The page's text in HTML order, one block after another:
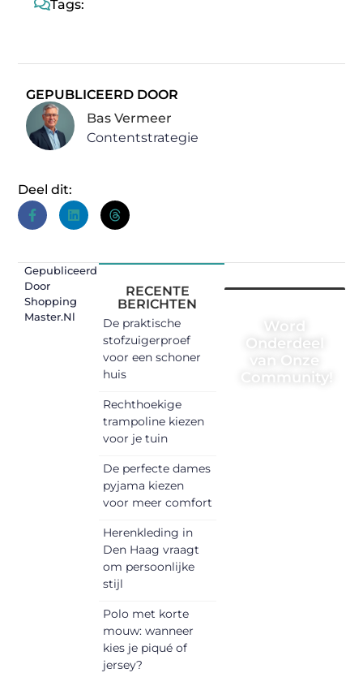
Tags:
GEPUBLICEERD DOOR
Bas Vermeer
Contentstrategie
Deel dit:
Gepubliceerd
Door
Shopping
Master.nl
RECENTE
BERICHTEN
De praktische
stofzuigerproef
voor een schoner
huis
Rechthoekige
trampoline kiezen
voor je tuin
De perfecte dames
pyjama kiezen
voor meer comfort
Herenkleding in
Den Haag vraagt
om persoonlijke
stijl
Polo met korte
mouw: wanneer
kies je piqué of
jersey?
Word
Onderdeel
van Onze
Community!